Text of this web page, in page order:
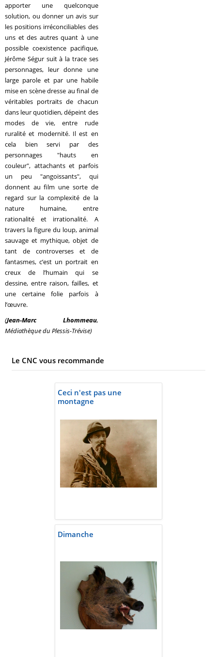
apporter une quelconque
solution, ou donner un avis sur
les positions irréconciliables des
uns et des autres quant à une
possible coexistence pacifique,
Jérôme Ségur suit à la trace ses
personnages, leur donne une
large parole et par une habile
mise en scène dresse au final de
véritables portraits de chacun
dans leur quotidien, dépeint des
modes de vie, entre rude
ruralité et modernité. Il est en
cela bien servi par des
personnages "hauts en
couleur", attachants et parfois
un peu "angoissants", qui
donnent au film une sorte de
regard sur la complexité de la
nature humaine, entre
rationalité et irrationalité. A
travers la figure du loup, animal
sauvage et mythique, objet de
tant de controverses et de
fantasmes, c’est un portrait en
creux de l’humain qui se
dessine, entre raison, failles, et
une certaine folie parfois à
l’œuvre.
(Jean-Marc Lhommeau,
Médiathèque du Plessis-Trévise)
Le CNC vous recommande
Ceci n'est pas une
montagne
Dimanche